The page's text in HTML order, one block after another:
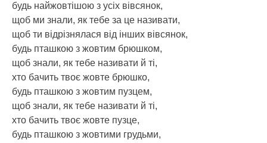
будь найжовтішою з усіх вівсянок,
щоб ми знали, як тебе за це називати,
щоб ти відрізнялася від інших вівсянок,
будь пташкою з жовтим брюшком,
щоб знали, як тебе називати й ті,
хто бачить твоє жовте брюшко,
будь пташкою з жовтим пузцем,
щоб знали, як тебе називати й ті,
хто бачить твоє жовте пузце,
будь пташкою з жовтими грудьми,